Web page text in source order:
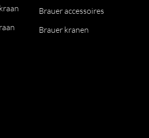
Brauer accessoires
Brauer kranen